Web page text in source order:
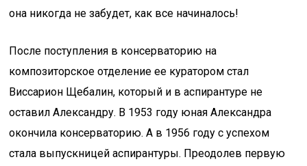
она никогда не забудет, как все начиналось!
После поступления в консерваторию на
композиторское отделение ее куратором стал
Виссарион Щебалин, который и в аспирантуре не
оставил Александру. В 1953 году юная Александра
окончила консерваторию. А в 1956 году с успехом
стала выпускницей аспирантуры. Преодолев первую